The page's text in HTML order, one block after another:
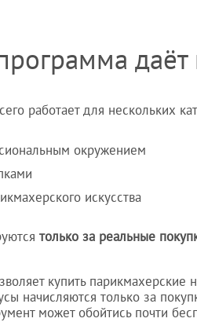
работает для нескольких
окружением
искусства
только за реальные
купить
начисляются только за
может обойтись почти